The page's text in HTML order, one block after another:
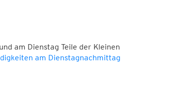
am Dienstag Teile der Kleinen
am Dienstagnachmittag